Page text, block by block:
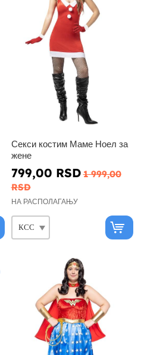
Секси костим Маме Ноел за
жене
799,00 RSD 1 999,00
RSD
НА РАСПОЛАГАЊУ